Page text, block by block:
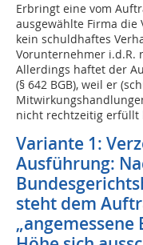
Erbringt eine vom
ausgewählte Firma
kein schuldhaftes
Vorunternehmer i.d.R.
Allerdings haftet der
(§ 642 BGB), weil er
nicht rechtzeitig erfüllt
Variante 1:
Ausführung:
steht dem
„angemessene